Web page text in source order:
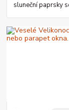
sluneční paprsky